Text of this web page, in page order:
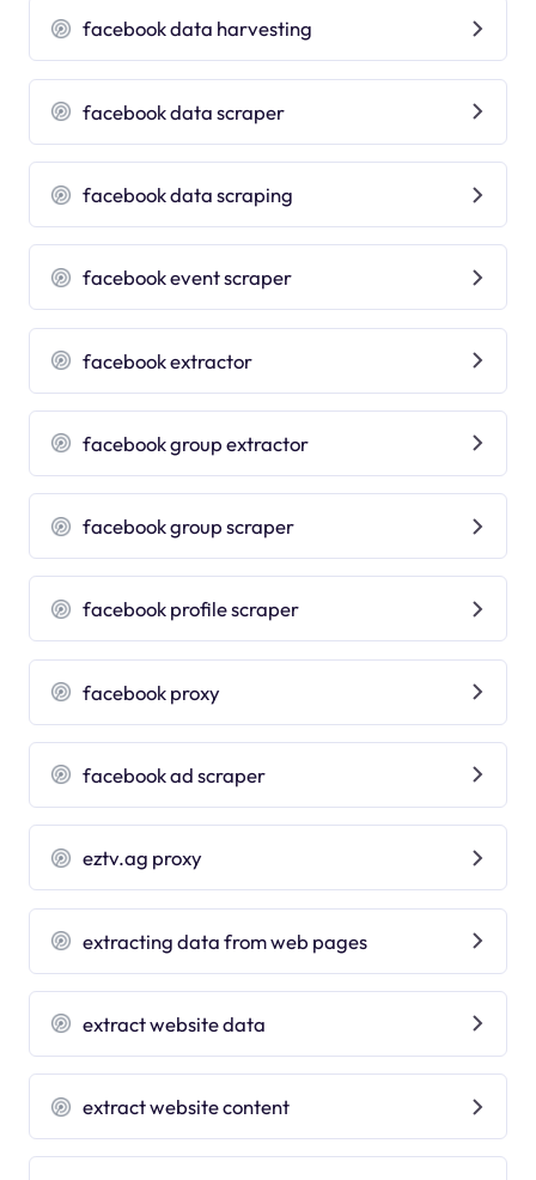
facebook data harvesting
facebook data scraper
facebook data scraping
facebook event scraper
facebook extractor
facebook group extractor
facebook group scraper
facebook profile scraper
facebook proxy
facebook ad scraper
eztv.ag proxy
extracting data from web pages
extract website data
extract website content